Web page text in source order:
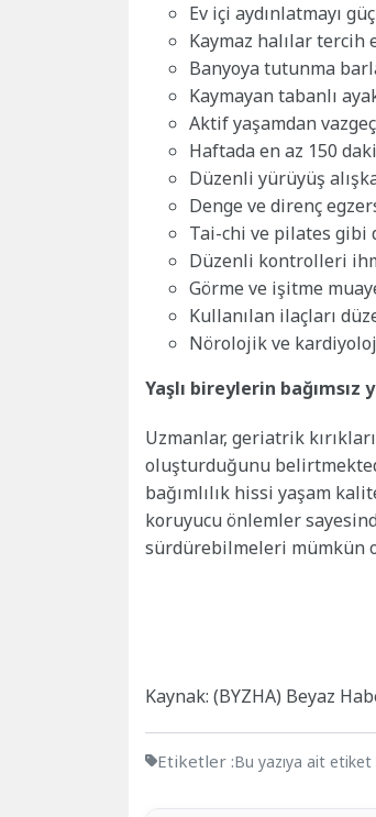
Ev içi aydınlatmayı
Kaymaz halılar tercih
Banyoya tutunma
Kaymayan tabanlı
Aktif yaşamdan
Haftada en az 150
Düzenli yürüyüş
Denge ve direnç
Tai-chi ve pilates
Düzenli kontrolleri
Görme ve işitme
Kullanılan ilaçları
Nörolojik ve
Yaşlı bireylerin bağımsız
Uzmanlar, geriatrik
oluşturduğunu
bağımlılık hissi yaşam
koruyucu önlemler
sürdürebilmeleri mümkün
Kaynak: (BYZHA) Beyaz
Etiketler :Bu yazıya ait etiket